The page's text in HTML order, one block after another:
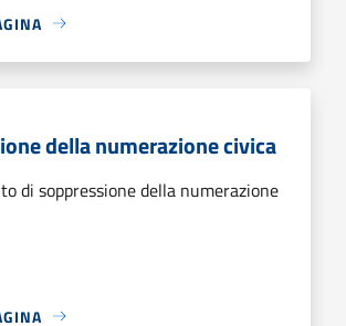
della numerazione civica
di soppressione della numerazione